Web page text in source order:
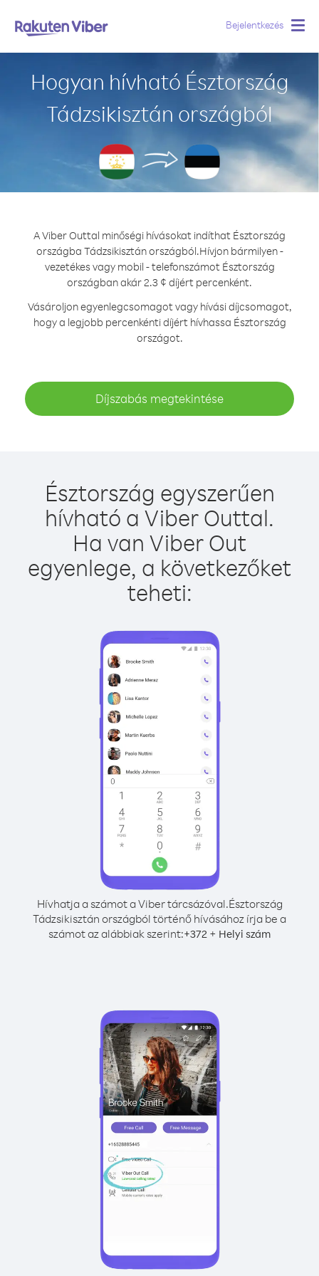
Bejelentkezés
Hogyan hívható Észtország
Tádzsikisztán országból
A Viber Outtal minőségi hívásokat indíthat Észtország
országba Tádzsikisztán országból.Hívjon bármilyen -
vezetékes vagy mobil - telefonszámot Észtország
országban akár 2.3 ¢ díjért percenként.
Vásároljon egyenlegcsomagot vagy hívási díjcsomagot,
hogy a legjobb percenkénti díjért hívhassa Észtország
országot.
Díjszabás megtekintése
Észtország egyszerűen
hívható a Viber Outtal.
Ha van Viber Out
egyenlege, a következőket
teheti:
Hívhatja a számot a Viber tárcsázóval.Észtország
Tádzsikisztán országból történő hívásához írja be a
számot az alábbiak szerint:+372 + Helyi szám